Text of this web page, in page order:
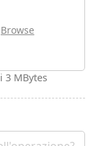
Browse
3 MBytes